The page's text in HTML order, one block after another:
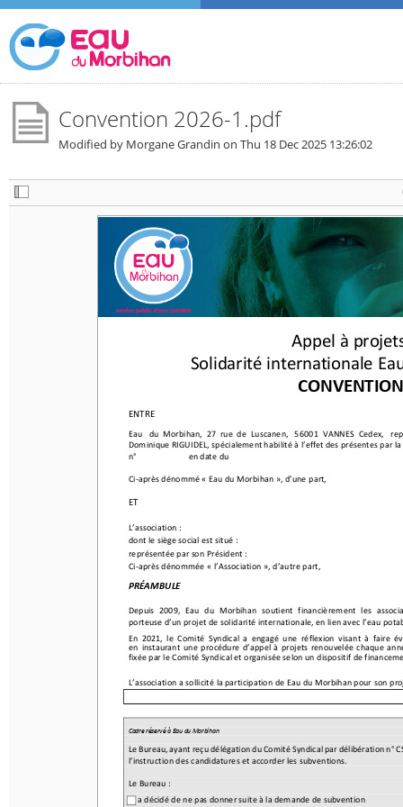
Convention 2026-1.pdf
Modified by Morgane Grandin on Thu 18 Dec 2025 13:26:02
Appel à
Solidarité internationale Eau
CONVENTION
Dominique RIGUIDEL, spécialement habilité à l’effet des    présentes par  la
n°
          en   date
du
dont le  siège social
représentée par    son  Président
Ci-après   dénommée «  l’Association »,
PRÉAMBULE
porteuse d’un projet de   solidarité internationale, en   lien    avec
l’eau
potable.
En   2021, le   Comité Syndical a  engagé une réflexion visant à  faire
fixée par le Comité Syndical et organisée selon un dispositif de financement
L’association a sollicité la  participation de Eau    du   Morbihan
Le   Bureau, ayant reçu délégation du
Le Bureau :
Appel à
Solidarité internationale
CONVENTION
ENTRE
Eau du    Morbihan, 27    rue    de    Luscanen,
56001 VANNES Cedex,
Dominique RIGUIDEL, spécialement habilité à l’effet des    présentes
par
n°
          en   date
du
Ci-après   dénommé «  Eau    du   Morbihan
»,   d’une part,
ET
L’association :
dont le  siège social est    situé
:
représentée par    son  Président
:
Ci-après   dénommée «  l’Association », d’autre part,
PRÉAMBULE
Depuis 2009, Eau du    Morbihan soutient financièrement les
porteuse d’un projet de   solidarité internationale, en   lien    avec
l’eau
En   2021, le   Comité Syndical a  engagé une réflexion visant à  faire
en   instaurant une    procédure d’appel à  projets renouvelée chaque
fixée par le Comité Syndical et organisée selon un dispositif de
L’association a sollicité la  participation de Eau    du   Morbihan
pour son
Cadre réservé à Eau du Morbihan
Le   Bureau, ayant reçu délégation du Comité Syndical par délibération n°
l’instruction des candidatures et accorder les subventions.
Le Bureau :
a décidé de ne pas donner suite à la demande de subvention